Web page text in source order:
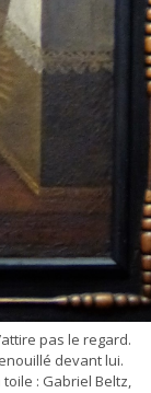
pas le regard.
devant lui.
: Gabriel Beltz,